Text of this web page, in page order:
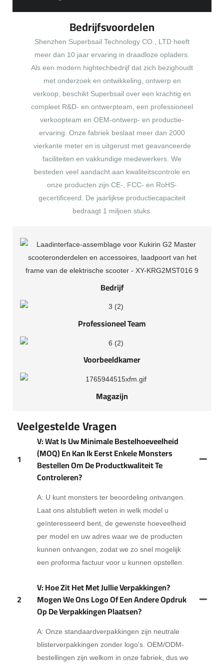
Bedrijfsvoordelen
Shenzhen Superbsail Technology CO., LTD heeft
meer dan 10 jaar ervaring in draadloze opladers.
Als een modern hightechbedrijf dat zich bezighoudt
met onderzoek en ontwikkeling, ontwerp en
verkoop, beschikt Superbsail over een krachtig en
compleet R&D- en ontwerpteam, een professioneel
verkoopteam en OEM-ontwerp- en productie-
ervaring. Onze fabriek beslaat meer dan 2000
vierkante meter en is uitgerust met geavanceerde
faciliteiten en vakkundige medewerkers. We
besteden veel aandacht aan kwaliteitscontrole en
onze producten zijn CE-, FCC- en RoHS-
gecertificeerd. De jaarlijkse productiecapaciteit
bedraagt ​​1 miljoen stuks.
Bedrijf
Professioneel Team
Voorbeeldkamer
Magazijn
Veelgestelde Vragen
1
V: Wat Is Uw Minimale Bestelhoeveelheid
(MOQ) En Kan Ik Eerst Enkele Monsters
Bestellen Om De Productkwaliteit Te
Controleren?
A: U kunt monsters ter beoordeling ontvangen.
Laat ons alstublieft weten in welk model u
geïnteresseerd bent, de gewenste hoeveelheid
per model en uw adres waar we de producten
kunnen ontvangen, zodat we zo snel mogelijk
een proforma factuur voor u kunnen opstellen.
2
V: Hoe Zit Het Met Jullie Verpakkingen?
Mogen We Ons Logo Of Een Andere Opdruk
Op De Verpakkingen Plaatsen?
A: Onze standaardverpakkingen zijn neutrale
blisterverpakkingen zonder logo's. OEM/ODM-
bestellingen zijn welkom in onze fabriek, dus we